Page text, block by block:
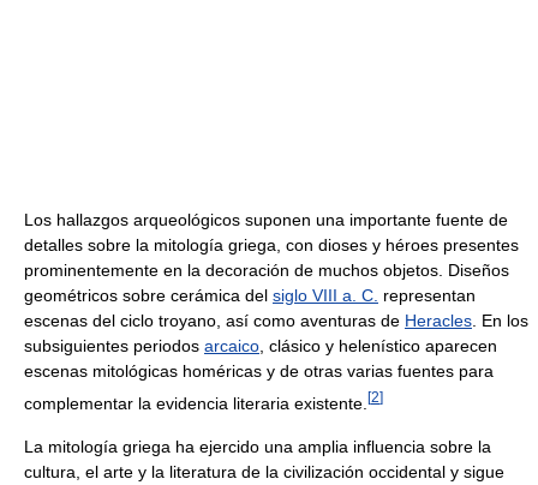
Los hallazgos arqueológicos suponen una importante fuente de
detalles sobre la mitología griega, con dioses y héroes presentes
prominentemente en la decoración de muchos objetos. Diseños
geométricos sobre cerámica del siglo VIII a. C. representan
escenas del ciclo troyano, así como aventuras de Heracles . En los
subsiguientes periodos arcaico , clásico y helenístico aparecen
escenas mitológicas homéricas y de otras varias fuentes para
complementar la evidencia literaria existente. [2]
La mitología griega ha ejercido una amplia influencia sobre la
cultura, el arte y la literatura de la civilización occidental y sigue